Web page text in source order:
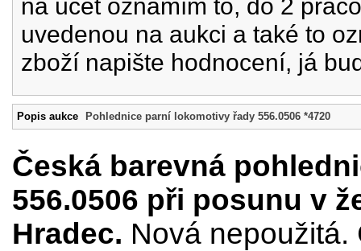
na účet oznámím to, do 2
uvedenou na aukci a také to
zboží napište hodnocení, já
Popis aukce Pohlednice parní lokomotivy řady 556.0506 *4720
Česká barevná
556.0506 při posunu v
Hradec. Nová nepoužitá.